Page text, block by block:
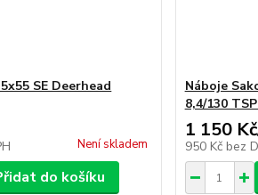
SE Deerhead
Není skladem
do košíku
Náboje
8,4/130
1 150 Kč
950 Kč bez